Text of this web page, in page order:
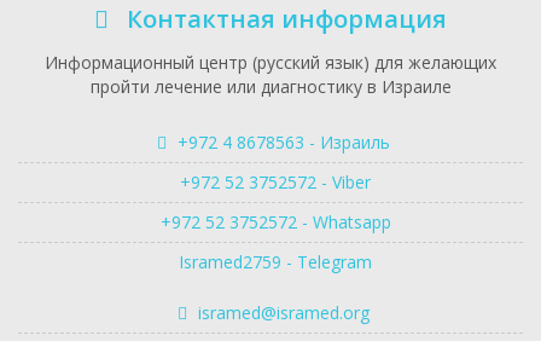
Контактная информация
Информационный центр (русский язык) для желающих
пройти лечение или диагностику в Израиле
+972 4 8678563 - Израиль
+972 52 3752572 - Viber
+972 52 3752572 - Whatsapp
Isramed2759 - Telegram
isramed@isramed.org